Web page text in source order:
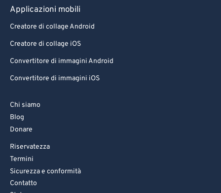
Applicazioni mobili
Creatore di collage Android
Creatore di collage iOS
Convertitore di immagini Android
Convertitore di immagini iOS
Chi siamo
Blog
Donare
Riservatezza
Termini
Sicurezza e conformità
Contatto